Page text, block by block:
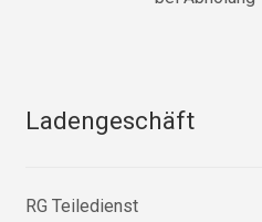
Ladengeschäft
RG Teiledienst